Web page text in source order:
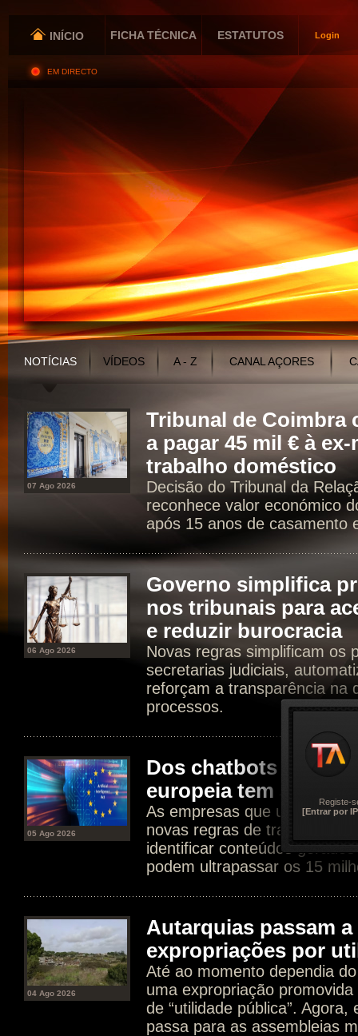
INÍCIO FICHA TÉCNICA ESTATUTOS Login
EM DIRECTO
NOTÍCIAS VÍDEOS A - Z CANAL AÇORES
07 Ago 2026
Tribunal de Coimbra
a pagar 45 mil € à
trabalho doméstico
Decisão do Tribunal da
reconhece valor económico
após 15 anos de casamento
06 Ago 2026
Governo simplifica
nos tribunais para
e reduzir burocracia
Novas regras simplificam os
secretarias judiciais,
reforçam a transparência na
processos.
05 Ago 2026
Dos chatbots aos
europeia tem agora
As empresas que usam IA
novas regras de
identificar conteúdos
podem ultrapassar os 15
04 Ago 2026
Autarquias passam
expropriações por
Até ao momento dependia
uma expropriação
de “utilidade pública”. Agora,
passa para as assembleias
Registe-
[Entrar por